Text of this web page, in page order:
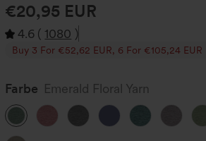
€20,95 EUR
4.6 ( 1080 )
Buy 3 For €52,62 EUR, 6 For €105,24 EUR
Farbe Emerald Floral Yarn